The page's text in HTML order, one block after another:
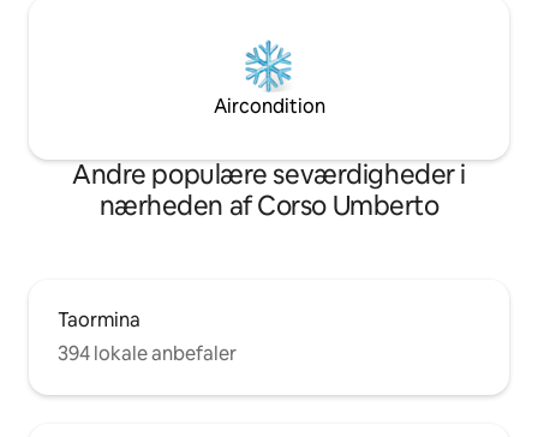
Aircondition
Andre populære seværdigheder i
nærheden af Corso Umberto
Taormina
394 lokale anbefaler